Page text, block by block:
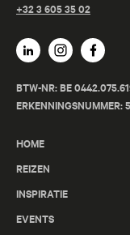
+32 3 605 35 02
BTW-NR: BE
ERKENNINGSNUMMER:
HOME
REIZEN
INSPIRATIE
EVENTS